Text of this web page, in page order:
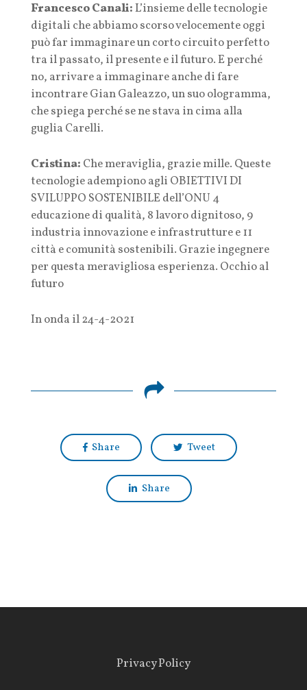
Francesco Canali:L’insieme delle tecnologie
digitali che abbiamo scorso velocemente oggi
può far immaginare un corto circuito perfetto
tra il passato, il presente e il futuro. E perché
no, arrivare a immaginare anche di fare
incontrare Gian Galeazzo, un suo ologramma,
che spiega perché se ne stava in cima alla
guglia Carelli.
Cristina: Che meraviglia, grazie mille. Queste
tecnologie adempiono agli OBIETTIVI DI
SVILUPPO SOSTENIBILE dell’ONU 4
educazione di qualità, 8 lavoro dignitoso, 9
industria innovazione e infrastrutture e 11
città e comunità sostenibili. Grazie ingegnere
per questa meravigliosa esperienza. Occhio al
futuro
In onda il 24-4-2021
Share Tweet
Share
Privacy Policy